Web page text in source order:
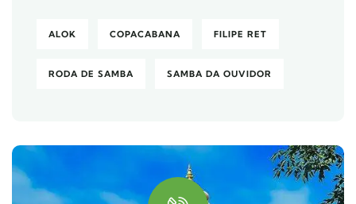
ALOK COPACABANA FILIPE RET
RODA DE SAMBA SAMBA DA OUVIDOR